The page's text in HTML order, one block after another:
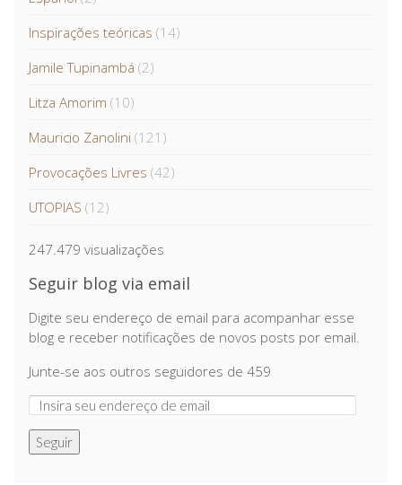
Inspirações teóricas (14)
Jamile Tupinambá (2)
Litza Amorim (10)
Mauricio Zanolini (121)
Provocações Livres (42)
UTOPIAS (12)
247.479 visualizações
Seguir blog via email
Digite seu endereço de email para acompanhar esse
blog e receber notificações de novos posts por email.
Junte-se aos outros seguidores de 459
Seguir